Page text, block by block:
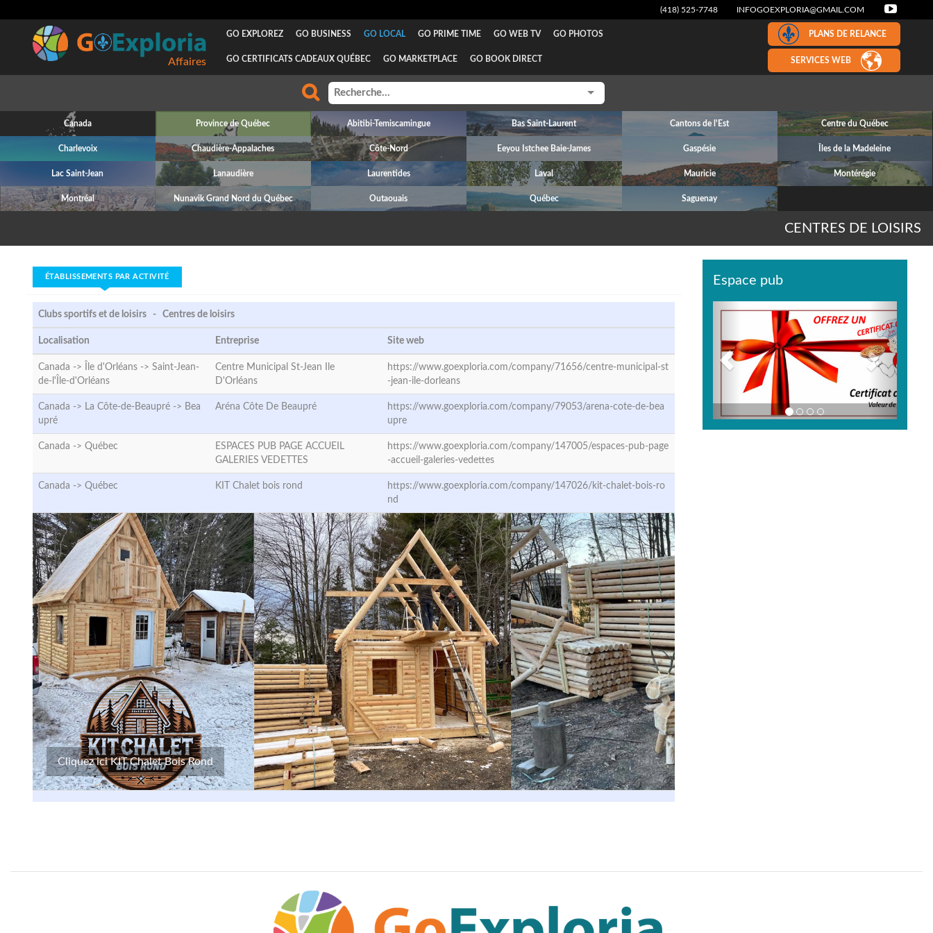
(418) 525-7748 INFOGOEXPLORIA@GMAIL.COM
Affaires
GO EXPLOREZ GO BUSINESS GO LOCAL GO PRIME TIME GO WEB TV GO PHOTOS
GO CERTIFICATS CADEAUX QUÉBEC GO MARKETPLACE GO BOOK DIRECT
PLANS DE RELANCE
SERVICES WEB
Canada Province de Québec Abitibi-Temiscamingue Bas Saint-Laurent Cantons de l'Est Centre du Québec
Charlevoix Chaudière-Appalaches Côte-Nord Eeyou Istchee Baie-James Gaspésie Îles de la Madeleine
Lac Saint-Jean Lanaudière Laurentides Laval Mauricie Montérégie
Montréal Nunavik Grand Nord du Québec Outaouais Québec Saguenay
CENTRES DE LOISIRS
ÉTABLISSEMENTS PAR ACTIVITÉ
Clubs sportifs et de loisirs - Centres de loisirs
Localisation Entreprise Site web
Canada -> Île d'Orléans -> Saint-Jean-
de-l'Île-d'Orléans
Centre Municipal St-Jean Ile
D'Orléans
https://www.goexploria.com/company/71656/centre-municipal-st
-jean-ile-dorleans
Canada -> La Côte-de-Beaupré -> Bea
upré
Aréna Côte De Beaupré
https://www.goexploria.com/company/79053/arena-cote-de-bea
upre
Canada -> Québec
ESPACES PUB PAGE ACCUEIL
GALERIES VEDETTES
https://www.goexploria.com/company/147005/espaces-pub-page
-accueil-galeries-vedettes
Canada -> Québec KIT Chalet bois rond
https://www.goexploria.com/company/147026/kit-chalet-bois-ro
nd
Cliquez ici KIT Chalet Bois Rond
Espace pub
Previous
Next